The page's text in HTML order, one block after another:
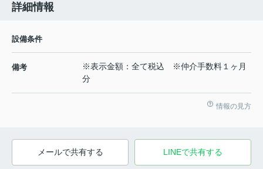
詳細情報
設備条件
備考
※表示金額：全て税込 ※仲介手数料１ヶ月
分
情報の見方
メールで共有する LINEで共有する